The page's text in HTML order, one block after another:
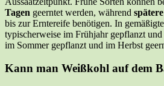
Tagen geerntet werden, während
bis zur Erntereife benötigen. In
typischerweise im Frühjahr gepflanzt
im Sommer gepflanzt und im Herbst
Kann man Weißkohl auf dem